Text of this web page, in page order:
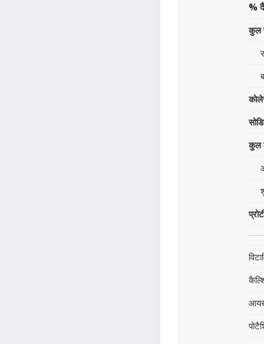
%
कुल
कुल